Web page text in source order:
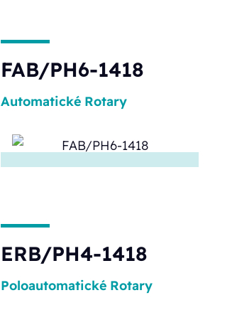
FAB/PH6-1418
Automatické Rotary
ERB/PH4-1418
Poloautomatické Rotary